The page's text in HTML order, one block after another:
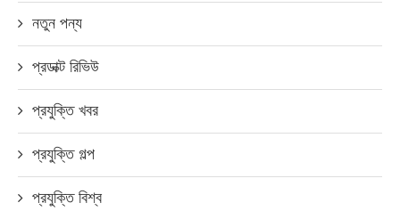
নতুন পন্য
প্রডাক্ট রিভিউ
প্রযুক্তি খবর
প্রযুক্তি গল্প
প্রযুক্তি বিশ্ব